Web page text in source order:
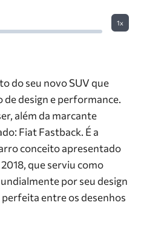
1x
do seu novo SUV que
design e performance.
além da marcante
Fiat Fastback. É a
conceito apresentado
que serviu como
por seu design
entre os desenhos